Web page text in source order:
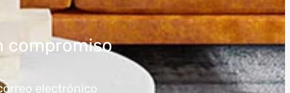
compromiso
electrónico